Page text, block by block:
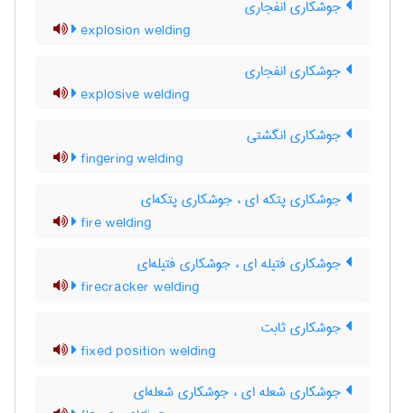
جوشکاری انفجاری
explosion welding
جوشکاری انفجاری
explosive welding
جوشکاری انگشتی
fingering welding
جوشکاری پتکه ای ، جوشکاری پتکه‌ای
fire welding
جوشکاری فتیله ای ، جوشکاری فتیله‌ای
firecracker welding
جوشکاری ثابت
fixed position welding
جوشکاری شعله ای ، جوشکاری شعله‌ای